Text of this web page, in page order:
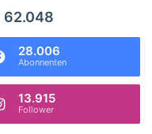
62.048
28.006
Abonnenten
13.915
Follower